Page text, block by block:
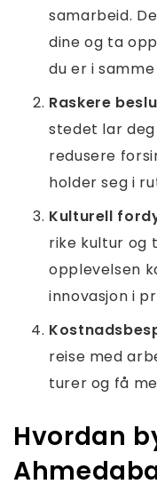
samarbeid.
dine og ta
du er i
Raskere
stedet lar
redusere
holder seg i
Kulturell
rike kultur og
opplevelsen
innovasjon i
reise med
turer og få
Hvordan